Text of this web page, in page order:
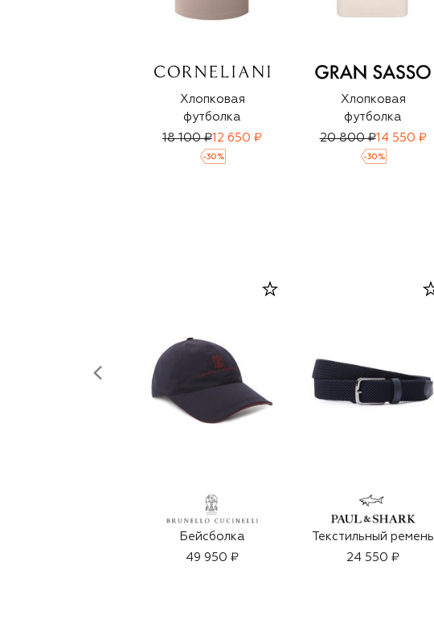
Хлопковая
футболка
18 100 ₽12 650 ₽
-30 %
Хлопковая
футболка
20 800 ₽14 550 ₽
-30 %
Бейсболка
49 950 ₽
Текстильный ремень
24 550 ₽